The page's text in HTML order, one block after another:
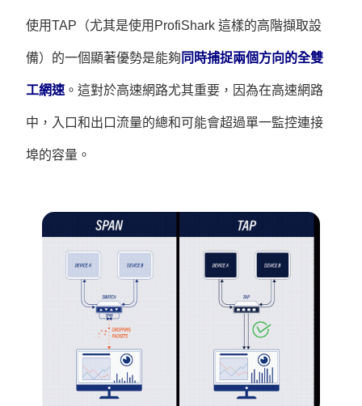
使用TAP（尤其是使用ProfiShark 這樣的高階擷取設
備）的一個顯著優勢是能夠 同時捕捉兩個方向的全雙
工網速 。這對於高速網路尤其重要，因為在高速網路
中，入口和出口流量的總和可能會超過單一監控連接
埠的容量。